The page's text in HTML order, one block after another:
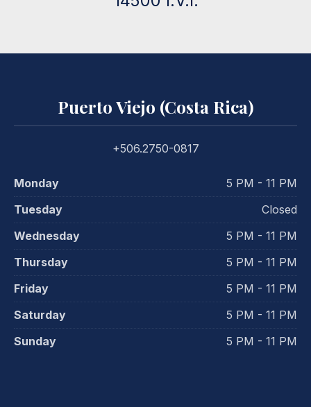
Puerto Viejo (Costa Rica)
+506.2750-0817
Monday
5 PM - 11 PM
Tuesday
Closed
Wednesday
5 PM - 11 PM
Thursday
5 PM - 11 PM
Friday
5 PM - 11 PM
Saturday
5 PM - 11 PM
Sunday
5 PM - 11 PM